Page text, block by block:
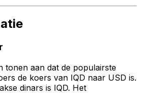
tonen aan dat de populairste
de koers van IQD naar USD is.
dinars is IQD. Het